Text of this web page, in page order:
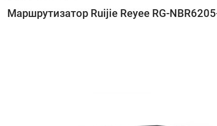
Маршрутизатор Ruijie Reyee RG-